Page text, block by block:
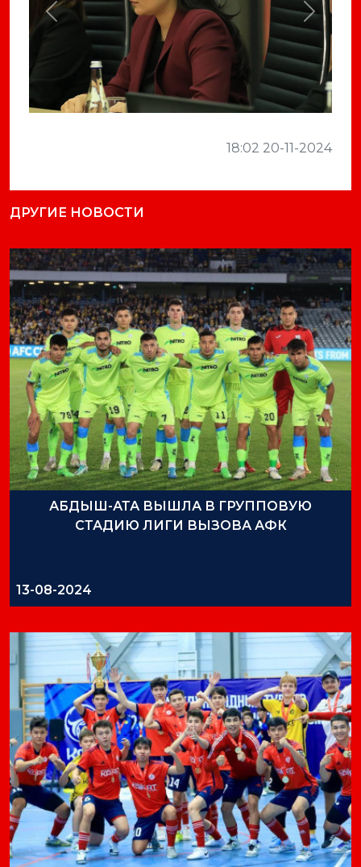
Previous Next
18:02 20-11-2024
ДРУГИЕ НОВОСТИ
АБДЫШ-АТА ВЫШЛА В ГРУППОВУЮ
СТАДИЮ ЛИГИ ВЫЗОВА АФК
13-08-2024